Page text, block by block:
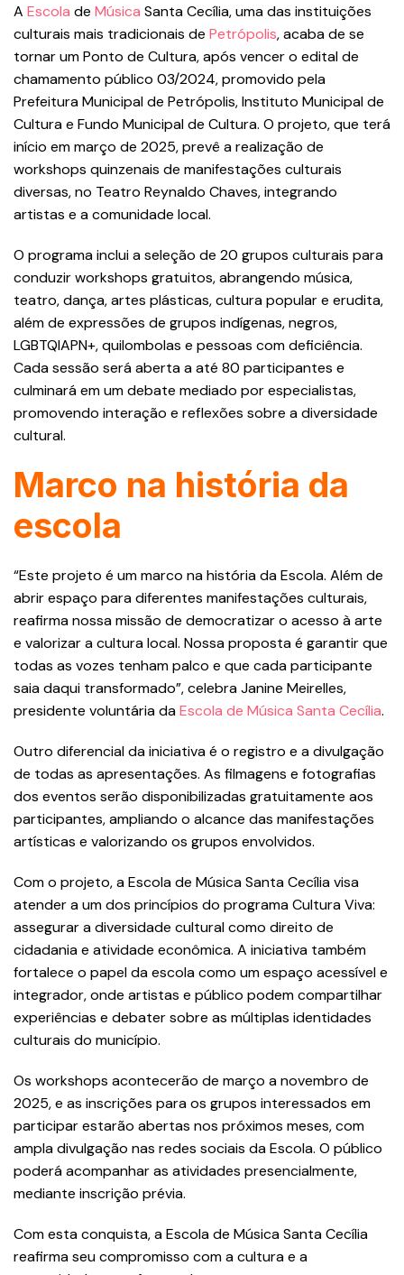
A Escola de Música Santa Cecília, uma das instituições
culturais mais tradicionais de Petrópolis, acaba de se
tornar um Ponto de Cultura, após vencer o edital de
chamamento público 03/2024, promovido pela
Prefeitura Municipal de Petrópolis, Instituto Municipal de
Cultura e Fundo Municipal de Cultura. O projeto, que terá
início em março de 2025, prevê a realização de
workshops quinzenais de manifestações culturais
diversas, no Teatro Reynaldo Chaves, integrando
artistas e a comunidade local.
O programa inclui a seleção de 20 grupos culturais para
conduzir workshops gratuitos, abrangendo música,
teatro, dança, artes plásticas, cultura popular e erudita,
além de expressões de grupos indígenas, negros,
LGBTQIAPN+, quilombolas e pessoas com deficiência.
Cada sessão será aberta a até 80 participantes e
culminará em um debate mediado por especialistas,
promovendo interação e reflexões sobre a diversidade
cultural.
Marco na história da
escola
“Este projeto é um marco na história da Escola. Além de
abrir espaço para diferentes manifestações culturais,
reafirma nossa missão de democratizar o acesso à arte
e valorizar a cultura local. Nossa proposta é garantir que
todas as vozes tenham palco e que cada participante
saia daqui transformado”, celebra Janine Meirelles,
presidente voluntária daEscola de Música Santa Cecília.
Outro diferencial da iniciativa é o registro e a divulgação
de todas as apresentações. As filmagens e fotografias
dos eventos serão disponibilizadas gratuitamente aos
participantes, ampliando o alcance das manifestações
artísticas e valorizando os grupos envolvidos.
Com o projeto, a Escola de Música Santa Cecília visa
atender a um dos princípios do programa Cultura Viva:
assegurar a diversidade cultural como direito de
cidadania e atividade econômica. A iniciativa também
fortalece o papel da escola como um espaço acessível e
integrador, onde artistas e público podem compartilhar
experiências e debater sobre as múltiplas identidades
culturais do município.
Os workshops acontecerão de março a novembro de
2025, e as inscrições para os grupos interessados em
participar estarão abertas nos próximos meses, com
ampla divulgação nas redes sociais da Escola. O público
poderá acompanhar as atividades presencialmente,
mediante inscrição prévia.
Com esta conquista, a Escola de Música Santa Cecília
reafirma seu compromisso com a cultura e a